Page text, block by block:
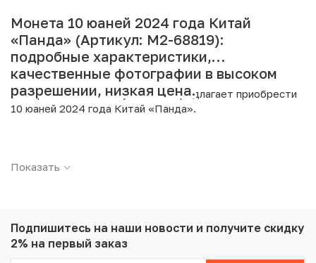
Монета 10 юаней 2024 года Китай
«Панда» (Артикул: M2-68819):
подробные характеристики,
качественные фотографии в высоком
разрешении, низкая цена.
Интернет магазин «Нумизмат» предлагает приобрести
10 юаней 2024 года Китай «Панда».
Страна: Китай
Проба: 999
Вес: 30 г
Показать
Подпишитесь на наши новости и получите скидку
2% на первый заказ